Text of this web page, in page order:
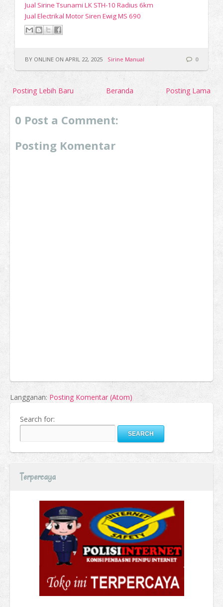
Jual Sirine Tsunami LK STH-10 Radius 6km
Jual Electrikal Motor Siren Ewig MS 690
BY ONLINE ON APRIL 22, 2025 Sirine Manual 0
Posting Lebih Baru Posting Lama
Beranda
0 Post a Comment:
Posting Komentar
Langganan:Posting Komentar (Atom)
Search for:
Terpercaya